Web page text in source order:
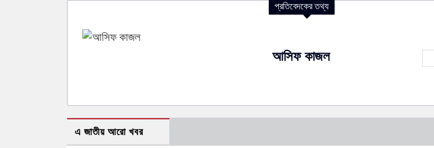
প্রতিবেদকের তথ্য
আসিফ কাজল
এ জাতীয় আরো খবর